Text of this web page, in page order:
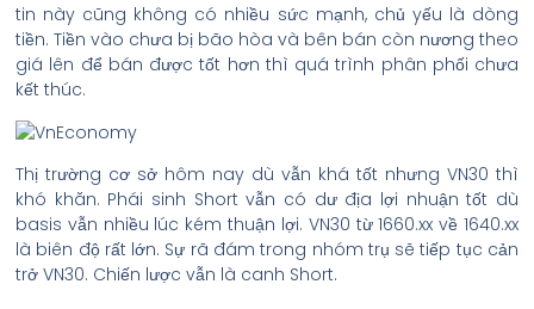
tin này cũng không có nhiều sức mạnh, chủ yếu là dòng
tiền. Tiền vào chưa bị bão hòa và bên bán còn nương theo
giá lên để bán được tốt hơn thì quá trình phân phối chưa
kết thúc.
Thị trường cơ sở hôm nay dù vẫn khá tốt nhưng VN30 thì
khó khăn. Phái sinh Short vẫn có dư địa lợi nhuận tốt dù
basis vẫn nhiều lúc kém thuận lợi. VN30 từ 1660.xx về 1640.xx
là biên độ rất lớn. Sự rã đám trong nhóm trụ sẽ tiếp tục cản
trở VN30. Chiến lược vẫn là canh Short.